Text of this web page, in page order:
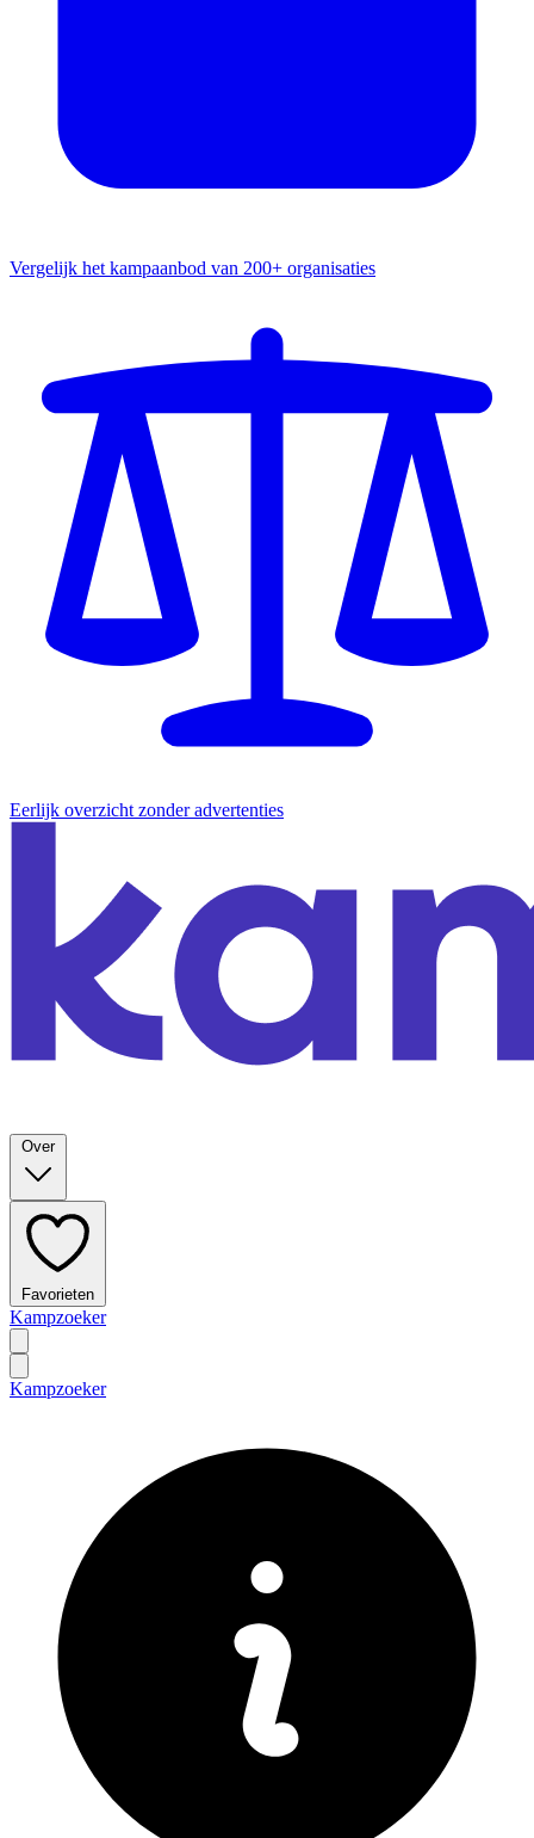
Vergelijk het kampaanbod van 200+ organisaties
Eerlijk overzicht zonder advertenties
Over
Favorieten
Kampzoeker
Kampzoeker